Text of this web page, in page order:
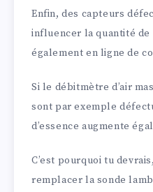
Enfin, des capteurs
influencer la quantité
également en ligne de
Si le débitmètre d’air
sont par exemple
d’essence augmente
C’est pourquoi tu
remplacer la sonde